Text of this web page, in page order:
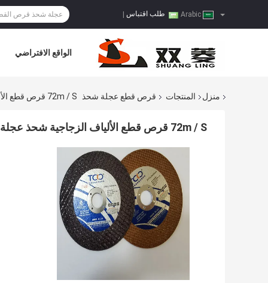
طلب اقتباس
الواقع الافتراضي
منزل المنتجات قرص قطع عجلة شحذ 72m / S قرص قطع الألياف الزجاجية شحذ عجلة تلميع 16 بوصة زاوية طاحونة
72m / S قرص قطع الألياف الزجاجية شحذ عجلة تلميع 16 بوصة زاوية طاحونة